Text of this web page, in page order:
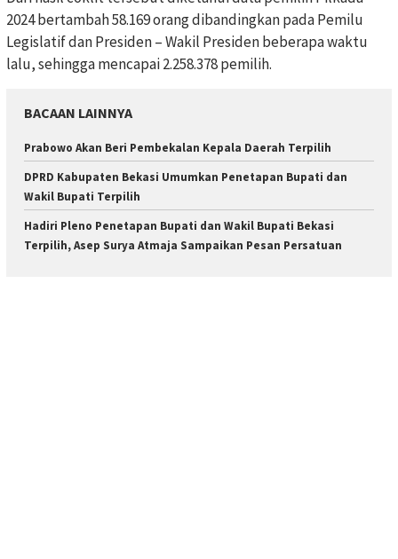
2024 bertambah 58.169 orang dibandingkan pada Pemilu
Legislatif dan Presiden – Wakil Presiden beberapa waktu
lalu, sehingga mencapai 2.258.378 pemilih.
BACAAN LAINNYA
Prabowo Akan Beri Pembekalan Kepala Daerah Terpilih
DPRD Kabupaten Bekasi Umumkan Penetapan Bupati dan
Wakil Bupati Terpilih
Hadiri Pleno Penetapan Bupati dan Wakil Bupati Bekasi
Terpilih, Asep Surya Atmaja Sampaikan Pesan Persatuan